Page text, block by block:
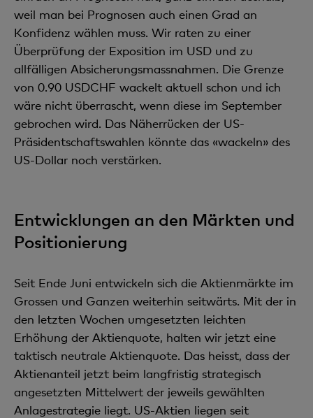
weil man bei Prognosen auch einen Grad an
Konfidenz wählen muss. Wir raten zu einer
Überprüfung der Exposition im USD und zu
allfälligen Absicherungsmassnahmen. Die Grenze
von 0.90 USDCHF wackelt aktuell schon und ich
wäre nicht überrascht, wenn diese im September
gebrochen wird. Das Näherrücken der US-
Präsidentschaftswahlen könnte das «wackeln» des
US-Dollar noch verstärken.
Entwicklungen an den Märkten und
Positionierung
Seit Ende Juni entwickeln sich die Aktienmärkte im
Grossen und Ganzen weiterhin seitwärts. Mit der in
den letzten Wochen umgesetzten leichten
Erhöhung der Aktienquote, halten wir jetzt eine
taktisch neutrale Aktienquote. Das heisst, dass der
Aktienanteil jetzt beim langfristig strategisch
angesetzten Mittelwert der jeweils gewählten
Anlagestrategie liegt. US-Aktien liegen seit